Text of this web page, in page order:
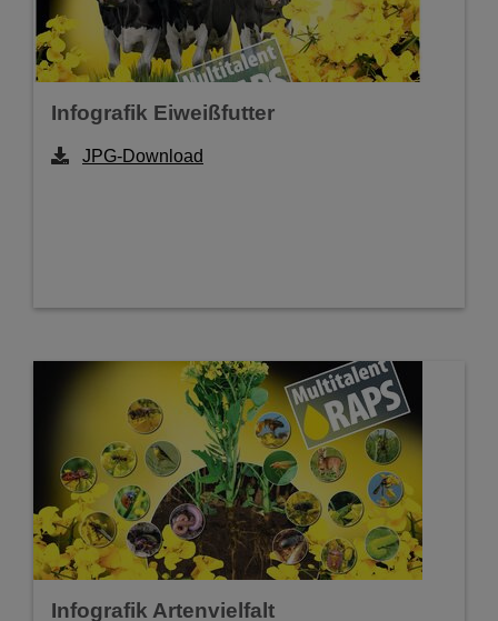
Infografik Eiweißfutter
JPG-Download
Infografik Artenvielfalt